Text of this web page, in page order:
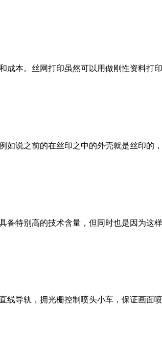
本。丝网打印虽然可以用做刚性资料打
说之前的在丝印之中的外壳就是丝印的
特别高的技术含量，但同时也是因为这
导轨，拥光栅控制喷头小车，保证画面